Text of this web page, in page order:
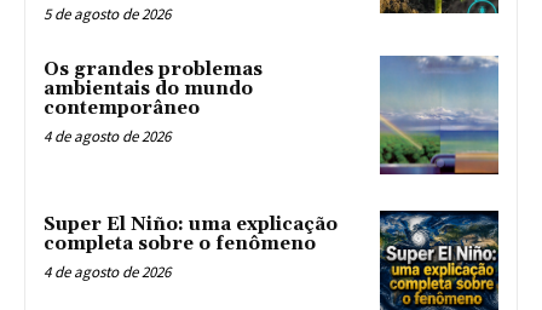
5 de agosto de 2026
Os grandes problemas
ambientais do mundo
contemporâneo
4 de agosto de 2026
Super El Niño: uma explicação
completa sobre o fenômeno
4 de agosto de 2026